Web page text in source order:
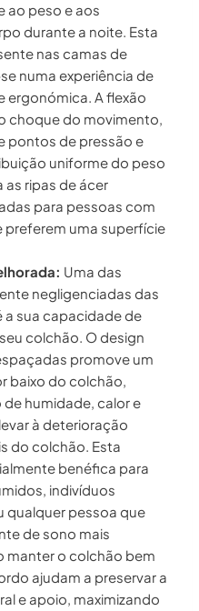
ao peso e aos
durante a noite. Esta
nas camas de
numa experiência de
ergonómica. A flexão
choque do movimento,
pontos de pressão e
uniforme do peso
ripas de ácer
para pessoas com
uma superfície
Uma das
negligenciadas das
a sua capacidade de
colchão. O design
promove um
baixo do colchão,
humidade, calor e
à deterioração
do colchão. Esta
benéfica para
indivíduos
qualquer pessoa que
de sono mais
manter o colchão bem
ajudam a preservar a
e apoio, maximizando